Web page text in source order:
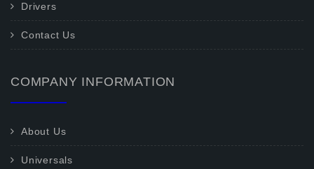
Drivers
Contact Us
COMPANY INFORMATION
About Us
Universals